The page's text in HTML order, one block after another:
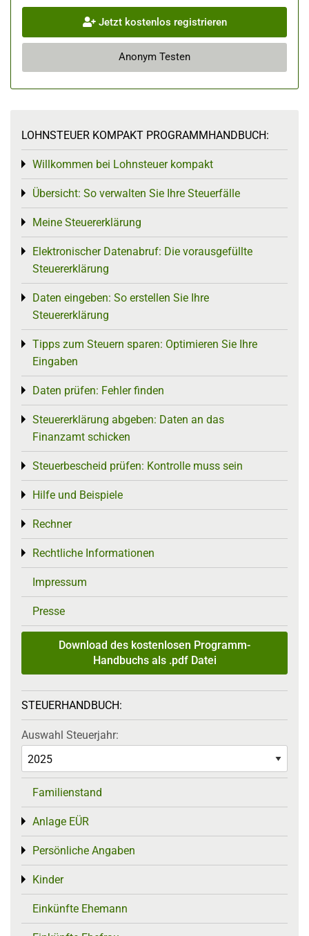
Jetzt kostenlos registrieren
Anonym Testen
LOHNSTEUER KOMPAKT PROGRAMMHANDBUCH:
Willkommen bei Lohnsteuer kompakt
Toggle menu
Übersicht: So verwalten Sie Ihre Steuerfälle
Toggle menu
Meine Steuererklärung
Toggle menu
Elektronischer Datenabruf: Die vorausgefüllte
Steuererklärung
Toggle menu
Daten eingeben: So erstellen Sie Ihre
Steuererklärung
Toggle menu
Tipps zum Steuern sparen: Optimieren Sie Ihre
Eingaben
Toggle menu
Daten prüfen: Fehler finden
Toggle menu
Steuererklärung abgeben: Daten an das
Finanzamt schicken
Toggle menu
Steuerbescheid prüfen: Kontrolle muss sein
Toggle menu
Hilfe und Beispiele
Toggle menu
Rechner
Toggle menu
Rechtliche Informationen
Toggle menu
Impressum
Presse
Download des kostenlosen Programm-
Handbuchs als .pdf Datei
STEUERHANDBUCH:
Auswahl Steuerjahr:
Familienstand
Anlage EÜR
Toggle menu
Persönliche Angaben
Toggle menu
Kinder
Toggle menu
Einkünfte Ehemann